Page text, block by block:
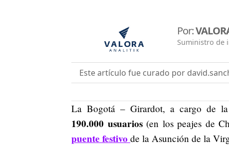
Por:
Suministro de
Este artículo fue curado por
La Bogotá – Girardot, a cargo de
190.000 usuarios(en los peajes de
puente festivo de la Asunción de la